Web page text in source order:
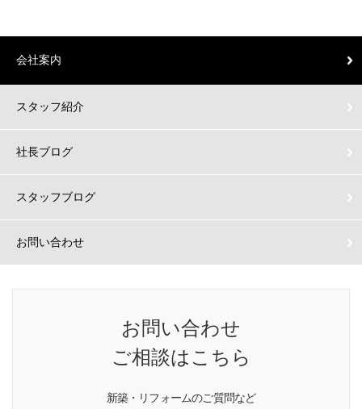
会社案内
スタッフ紹介
社長ブログ
スタッフブログ
お問い合わせ
お問い合わせ
ご相談はこちら
新築・リフォームのご質問など